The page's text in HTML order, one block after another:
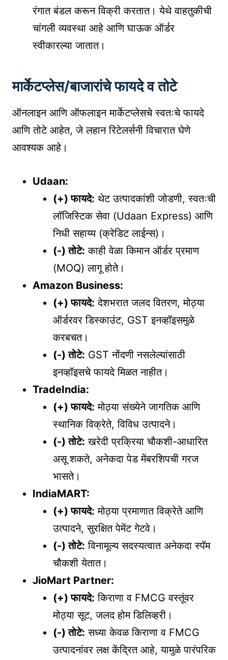
रंगात बंडल करून विक्री करतात। येथे वाहतुकीची
चांगली व्यवस्था आहे आणि घाऊक ऑर्डर
स्वीकारल्या जातात।
मार्केटप्लेस/बाजारांचे फायदे व तोटे
ऑनलाइन आणि ऑफलाइन मार्केटप्लेसचे स्वतःचे फायदे
आणि तोटे आहेत, जे लहान रिटेलर्सनी विचारात घेणे
आवश्यक आहे।
Udaan:
(+) फायदे: थेट उत्पादकांशी जोडणी, स्वतःची
लॉजिस्टिक सेवा (Udaan Express) आणि
निधी सहाय्य (क्रेडिट लाईन्स)।
(-) तोटे: काही वेळा किमान ऑर्डर प्रमाण
(MOQ) लागू होते।
Amazon Business:
(+) फायदे: देशभरात जलद वितरण, मोठ्या
ऑर्डरवर डिस्काउंट, GST इनव्हॉइसमुळे
करबचत।
(-) तोटे: GST नोंदणी नसलेल्यांसाठी
इनव्हॉइसचे फायदे मिळत नाहीत।
TradeIndia:
(+) फायदे: मोठ्या संख्येने जागतिक आणि
स्थानिक विक्रेते, विविध उत्पादने।
(-) तोटे: खरेदी प्रक्रिया चौकशी-आधारित
असू शकते, अनेकदा पेड मेंबरशिपची गरज
भासते।
IndiaMART:
(+) फायदे: मोठ्या प्रमाणात विक्रेते आणि
उत्पादने, सुरक्षित पेमेंट गेटवे।
(-) तोटे: विनामूल्य सदस्यत्वात अनेकदा स्पॅम
चौकशी येतात।
JioMart Partner:
(+) फायदे: किराणा व FMCG वस्तूंवर
मोठ्या सूट, जलद होम डिलिव्हरी।
(-) तोटे: सध्या केवळ किराणा व FMCG
उत्पादनांवर लक्ष केंद्रित आहे, यामुळे पारंपरिक